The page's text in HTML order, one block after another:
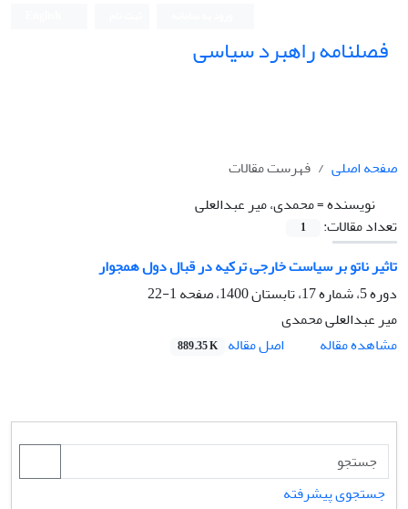
فصلنامه راهبرد سیاسی
صفحه اصلی
فهرست مقالات
نویسنده =محمدی، میر عبدالعلی
تعداد مقالات:
1
تاثیر ناتو بر سیاست خارجی ترکیه در قبال دول همجوار
دوره 5، شماره 17، تابستان 1400، صفحه
1-22
میر عبدالعلی محمدی
مشاهده مقاله
اصل مقاله 889.35 K
جستجوی پیشرفته